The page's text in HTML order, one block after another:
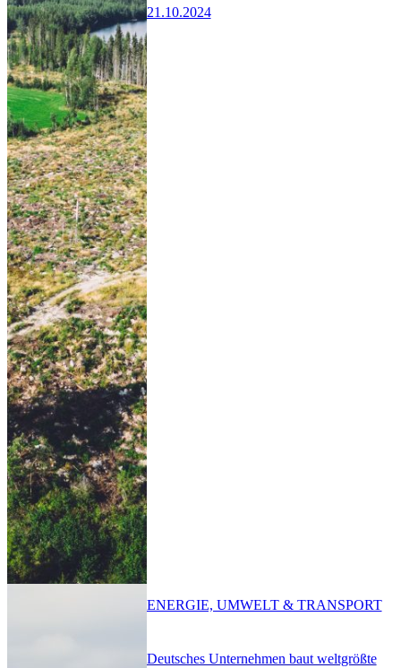
21.10.2024
Deutsches Unternehmen baut weltgrößte
ENERGIE, UMWELT & TRANSPORT